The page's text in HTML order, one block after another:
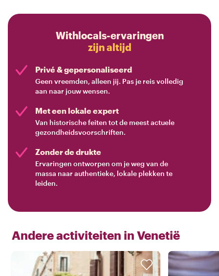
Withlocals-ervaringen
zijn altijd
Privé & gepersonaliseerd
Geen vreemden, alleen jij. Pas je reis volledig
aan naar jouw wensen.
Met een lokale expert
Van historische feiten tot de meest actuele
gezondheidsvoorschriften.
Zonder de drukte
Ervaringen ontworpen om je weg van de
massa naar authentieke, lokale plekken te
leiden.
Andere activiteiten in Venetië